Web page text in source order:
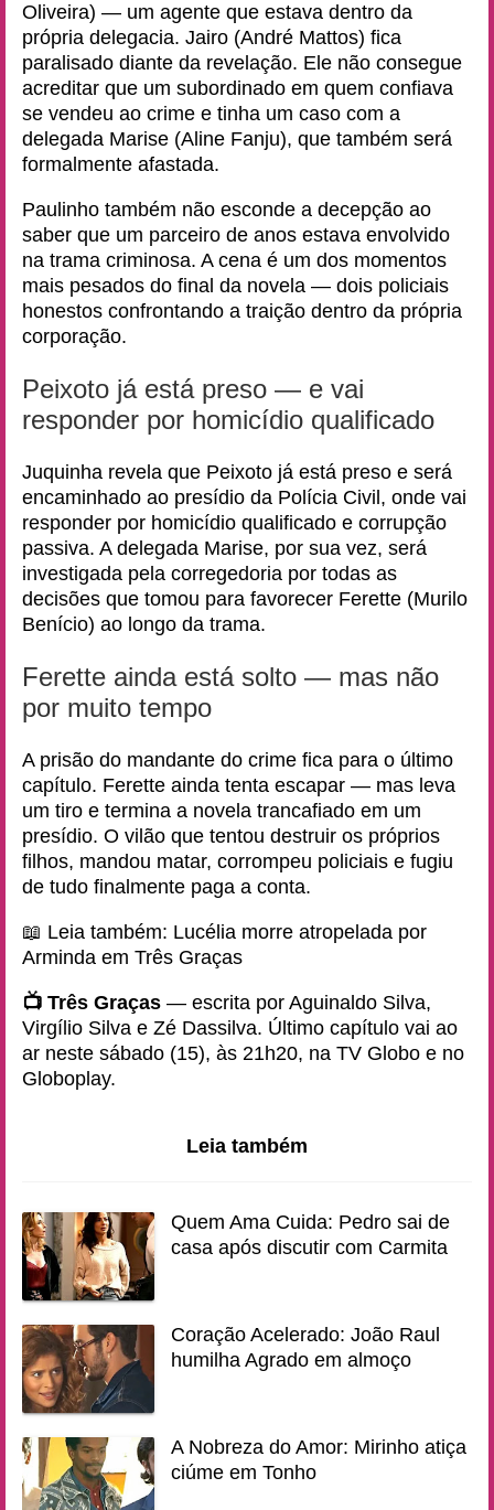
Oliveira) — um agente que estava dentro da
própria delegacia. Jairo (André Mattos) fica
paralisado diante da revelação. Ele não consegue
acreditar que um subordinado em quem confiava
se vendeu ao crime e tinha um caso com a
delegada Marise (Aline Fanju), que também será
formalmente afastada.
Paulinho também não esconde a decepção ao
saber que um parceiro de anos estava envolvido
na trama criminosa. A cena é um dos momentos
mais pesados do final da novela — dois policiais
honestos confrontando a traição dentro da própria
corporação.
Peixoto já está preso — e vai
responder por homicídio qualificado
Juquinha revela que Peixoto já está preso e será
encaminhado ao presídio da Polícia Civil, onde vai
responder por homicídio qualificado e corrupção
passiva. A delegada Marise, por sua vez, será
investigada pela corregedoria por todas as
decisões que tomou para favorecer Ferette (Murilo
Benício) ao longo da trama.
Ferette ainda está solto — mas não
por muito tempo
A prisão do mandante do crime fica para o último
capítulo. Ferette ainda tenta escapar — mas leva
um tiro e termina a novela trancafiado em um
presídio. O vilão que tentou destruir os próprios
filhos, mandou matar, corrompeu policiais e fugiu
de tudo finalmente paga a conta.
📖 Leia também: Lucélia morre atropelada por
Arminda em Três Graças
📺 Três Graças — escrita por Aguinaldo Silva,
Virgílio Silva e Zé Dassilva. Último capítulo vai ao
ar neste sábado (15), às 21h20, na TV Globo e no
Globoplay.
Leia também
Quem Ama Cuida: Pedro sai de
casa após discutir com Carmita
Coração Acelerado: João Raul
humilha Agrado em almoço
A Nobreza do Amor: Mirinho atiça
ciúme em Tonho